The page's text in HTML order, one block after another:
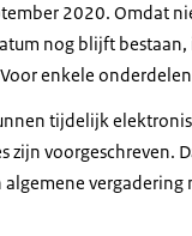
2020. Omdat
nog blijft
enkele
tijdelijk
zijn voorgeschreven.